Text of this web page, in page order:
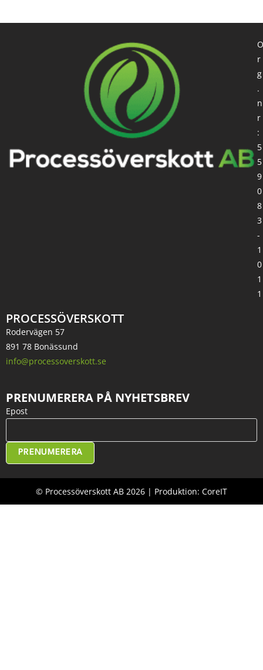
PROCESSÖVERSKOTT
Rodervägen 57
891 78 Bonässund
info@processoverskott.se
O
r
g
.
n
r
:
5
5
9
0
8
3
-
1
0
1
1
PRENUMERERA PÅ NYHETSBREV
Epost
PRENUMERERA
© Processöverskott AB 2026 | Produktion: CoreIT